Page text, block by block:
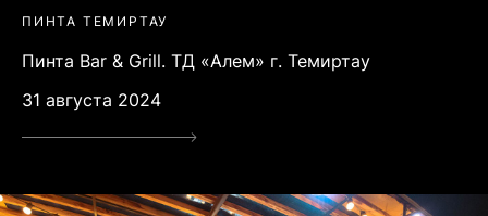
ПИНТА ТЕМИРТАУ
Пинта Bar & Grill. ТД «Алем» г. Темиртау
31 августа 2024